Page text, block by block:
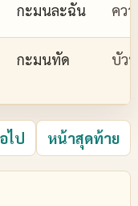
กะมนละฉัน คว
กะมนทัด บัว
ไป หน้าสุดท้าย